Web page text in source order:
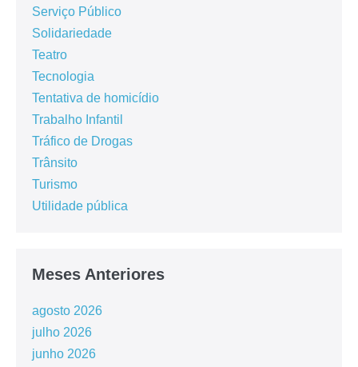
Serviço Público
Solidariedade
Teatro
Tecnologia
Tentativa de homicídio
Trabalho Infantil
Tráfico de Drogas
Trânsito
Turismo
Utilidade pública
Meses Anteriores
agosto 2026
julho 2026
junho 2026